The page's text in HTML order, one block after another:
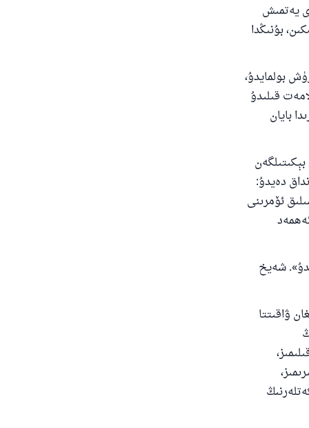
يەتمىش
بۇنىڭدا
بولمايدۇ،
قىلىدۇ
بايان
دەيدۇ:
ئۆمرىنى
ئەھمەد
شەيخ
ۋاقىتتا